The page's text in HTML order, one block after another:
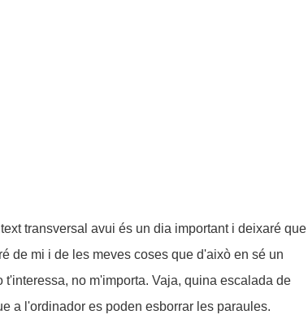
transversal avui és un dia important i deixaré que
de mi i de les meves coses que d'això en sé un
t'interessa, no m'importa. Vaja, quina escalada de
a l'ordinador es poden esborrar les paraules.